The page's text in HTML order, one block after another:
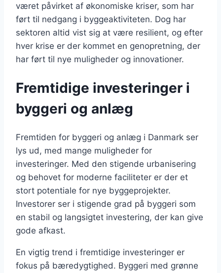
været påvirket af økonomiske kriser, som har
ført til nedgang i byggeaktiviteten. Dog har
sektoren altid vist sig at være resilient, og efter
hver krise er der kommet en genopretning, der
har ført til nye muligheder og innovationer.
Fremtidige investeringer i
byggeri og anlæg
Fremtiden for byggeri og anlæg i Danmark ser
lys ud, med mange muligheder for
investeringer. Med den stigende urbanisering
og behovet for moderne faciliteter er der et
stort potentiale for nye byggeprojekter.
Investorer ser i stigende grad på byggeri som
en stabil og langsigtet investering, der kan give
gode afkast.
En vigtig trend i fremtidige investeringer er
fokus på bæredygtighed. Byggeri med grønne